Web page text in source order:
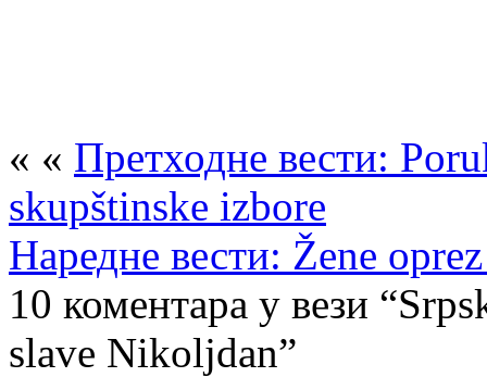
« « Претходне вести:
skupštinske izbore
Наредне вести: Žene
10 коментара у вези
slave Nikoljdan”